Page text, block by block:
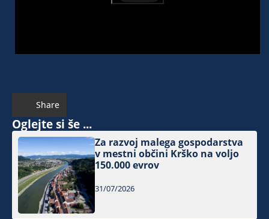
Share
Oglejte si še ...
Za razvoj malega gospodarstva
v mestni občini Krško na voljo
150.000 evrov
31/07/2026